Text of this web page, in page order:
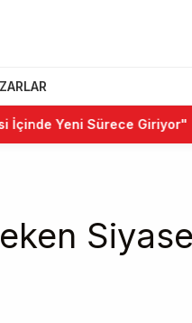
Yeni Sürece Giriyor"
Siyaset